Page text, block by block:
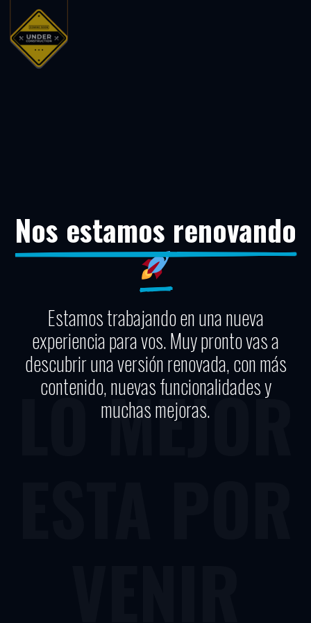
Nos estamos renovando
Estamos trabajando en una nueva
experiencia para vos. Muy pronto vas a
descubrir una versión renovada, con más
contenido, nuevas funcionalidades y
muchas mejoras.
LO MEJOR